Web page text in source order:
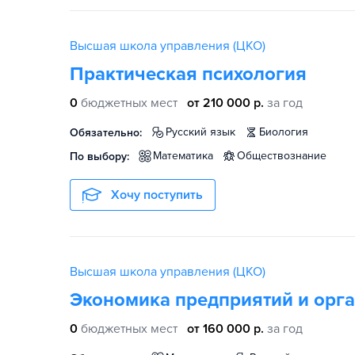
Высшая школа управления (ЦКО)
Практическая психология
0 бюджетных мест от 210 000 р. за год
Обязательно: русский язык
биология
По выбору:
математика обществознание
Хочу поступить
Высшая школа управления (ЦКО)
Экономика предприятий и
0 бюджетных мест от 160 000 р. за год